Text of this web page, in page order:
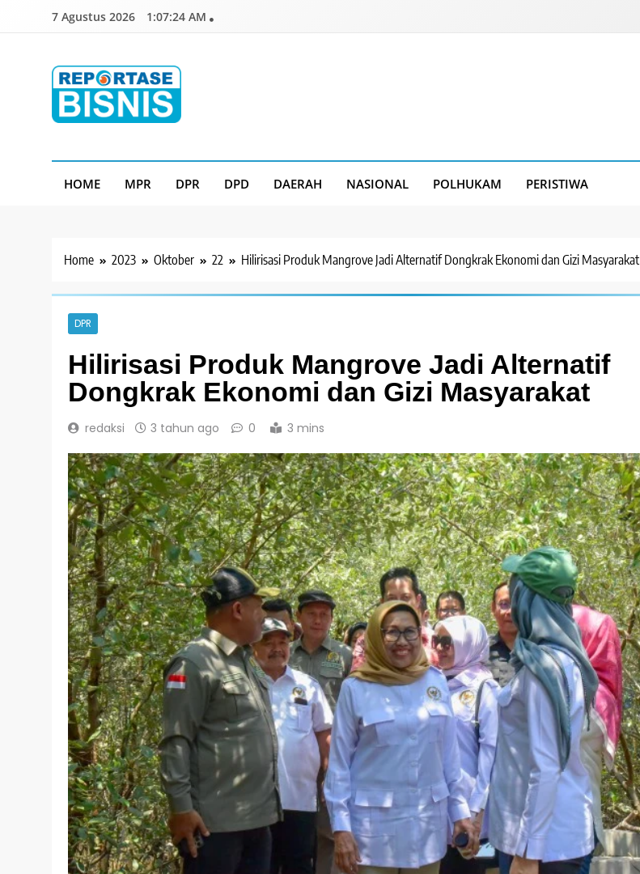
7 Agustus 2026 1:07:25 AM
HOME MPR DPR DPD DAERAH NASIONAL POLHUKAM PERISTIWA
Home 2023 Oktober 22 Hilirisasi Produk Mangrove Jadi Alternatif Dongkrak Ekonomi dan Gizi Masyarakat
DPR
Hilirisasi Produk Mangrove Jadi Alternatif
Dongkrak Ekonomi dan Gizi Masyarakat
redaksi 3 tahun ago 0 3 mins